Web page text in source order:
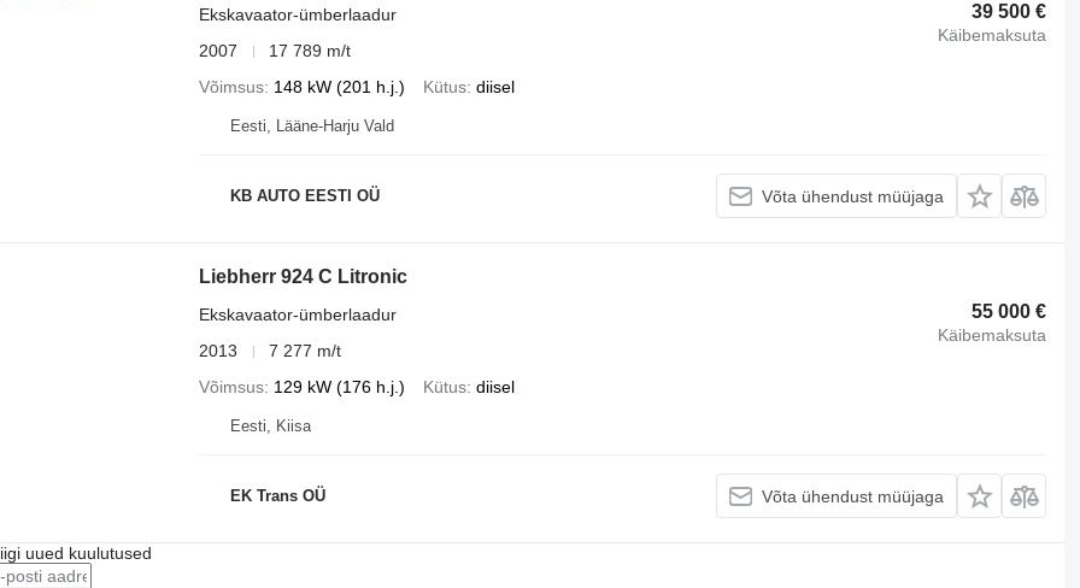
39 500 €
Käibemaksuta
Ekskavaator-ümberlaadur
2007
17 789 m/t
Võimsus 148 kW (201 h.j.) Kütus diisel
Eesti, Lääne-Harju Vald
KB AUTO EESTI OÜ Võta ühendust müüjaga
Liebherr 924 C Litronic
55 000 €
Käibemaksuta
Ekskavaator-ümberlaadur
2013
7 277 m/t
Võimsus 129 kW (176 h.j.) Kütus diisel
Eesti, Kiisa
EK Trans OÜ Võta ühendust müüjaga
uued kuulutused